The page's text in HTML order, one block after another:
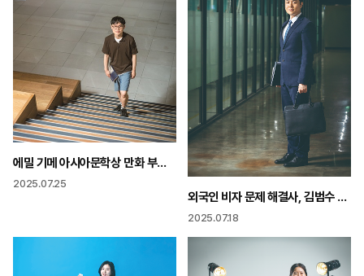
에밀 기메 아시아문학상 만화 부문 수상 이동은 작가
2025.07.25
외국인 비자 문제 해결사, 김범수 변호사
2025.07.18